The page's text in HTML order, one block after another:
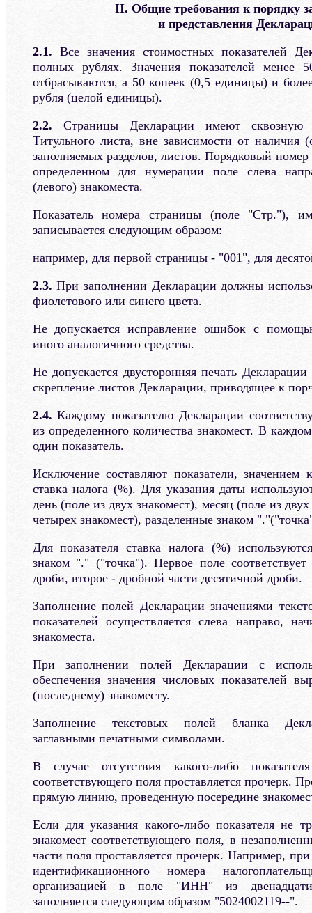
II. Общие требования к порядку
и представления
2.1. Все значения стоимостных показателей
полных рублях. Значения показателей менее
отбрасываются, а 50 копеек (0,5 единицы) и
рубля (целой единицы).
2.2. Страницы Декларации имеют сквозную
Титульного листа, вне зависимости от наличия
заполняемых разделов, листов. Порядковый
определенном для нумерации поле слева
(левого) знакоместа.
Показатель номера страницы (поле "Стр."),
записывается следующим образом:
например, для первой страницы - "001", для
2.3. При заполнении Декларации должны
фиолетового или синего цвета.
Не допускается исправление ошибок с
иного аналогичного средства.
Не допускается двусторонняя печать
скрепление листов Декларации, приводящее к
2.4. Каждому показателю Декларации
из определенного количества знакомест. В
один показатель.
Исключение составляют показатели, значением
ставка налога (%). Для указания даты
день (поле из двух знакомест), месяц (поле из
четырех знакомест), разделенные знаком
Для показателя ставка налога (%)
знаком "." ("точка"). Первое поле
дроби, второе - дробной части десятичной дроби.
Заполнение полей Декларации значениями
показателей осуществляется слева направо,
знакоместа.
При заполнении полей Декларации с
обеспечения значения числовых показателей
(последнему) знакоместу.
Заполнение текстовых полей бланка
заглавными печатными символами.
В случае отсутствия какого-либо
соответствующего поля проставляется прочерк.
прямую линию, проведенную посередине
Если для указания какого-либо показателя не
знакомест соответствующего поля, в
части поля проставляется прочерк. Например, при
идентификационного номера
организацией в поле "ИНН" из двенадцати
заполняется следующим образом "5024002119--".